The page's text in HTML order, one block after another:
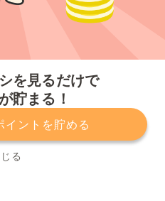
を見るだけで
貯まる！
イントを貯める
る
利用規約
運営会社
せ